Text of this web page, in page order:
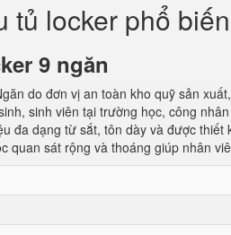
tủ locker phổ
9 ngăn
do đơn vị an toàn kho quỹ sản
sinh viên tại trường học, công
đa dạng từ sắt, tôn dày và được thiết
quan sát rộng và thoáng giúp nhân